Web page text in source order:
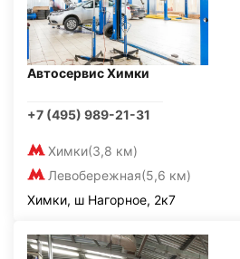
Автосервис Химки
+7 (495) 989-21-31
Химки(3,8 км)
Левобережная(5,6 км)
Химки, ш Нагорное, 2к7